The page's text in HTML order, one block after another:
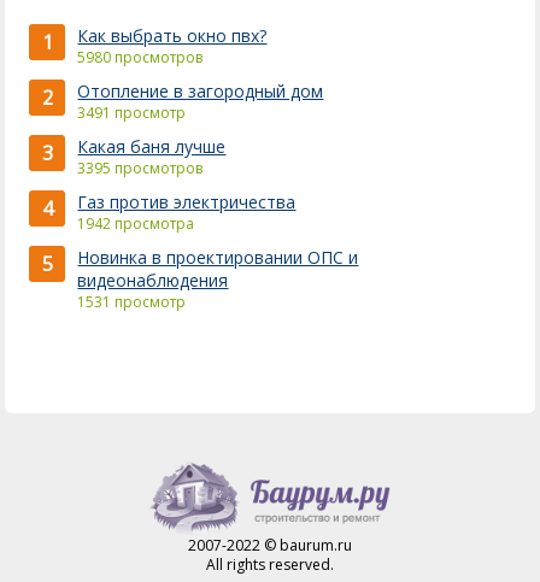
1 Как выбрать окно пвх?
5980 просмотров
2 Отопление в загородный дом
3491 просмотр
3 Какая баня лучше
3395 просмотров
4 Газ против электричества
1942 просмотра
5
Новинка в проектировании ОПС и
видеонаблюдения
1531 просмотр
2007-2022 © baurum.ru
All rights reserved.